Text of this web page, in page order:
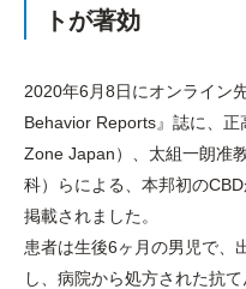
トが著効
2020年6月8日にオンライン
Behavior Reports』誌に、
Zone Japan）、太組一朗准
科）らによる、本邦初の
掲載されました。
患者は生後6ヶ月の男児で、
し、病院から処方された抗